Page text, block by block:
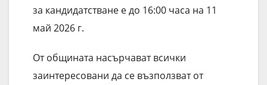
за кандидатстване е до 16:00 часа на 11
май 2026 г.
От общината насърчават всички
заинтересовани да се възползват от